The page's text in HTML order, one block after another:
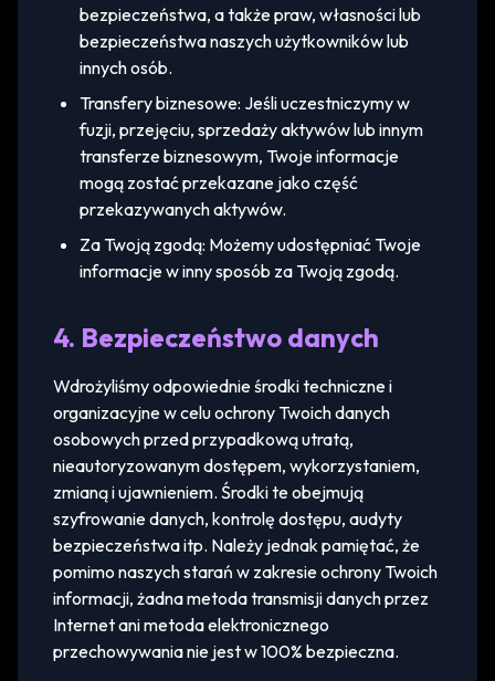
bezpieczeństwa, a także praw, własności lub
bezpieczeństwa naszych użytkowników lub
innych osób.
Transfery biznesowe: Jeśli uczestniczymy w
fuzji, przejęciu, sprzedaży aktywów lub innym
transferze biznesowym, Twoje informacje
mogą zostać przekazane jako część
przekazywanych aktywów.
Za Twoją zgodą: Możemy udostępniać Twoje
informacje w inny sposób za Twoją zgodą.
4. Bezpieczeństwo danych
Wdrożyliśmy odpowiednie środki techniczne i
organizacyjne w celu ochrony Twoich danych
osobowych przed przypadkową utratą,
nieautoryzowanym dostępem, wykorzystaniem,
zmianą i ujawnieniem. Środki te obejmują
szyfrowanie danych, kontrolę dostępu, audyty
bezpieczeństwa itp. Należy jednak pamiętać, że
pomimo naszych starań w zakresie ochrony Twoich
informacji, żadna metoda transmisji danych przez
Internet ani metoda elektronicznego
przechowywania nie jest w 100% bezpieczna.